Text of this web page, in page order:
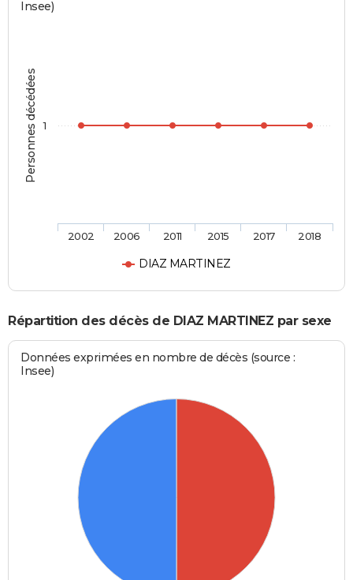
Personnes décédées
Insee)
DIAZ MARTINEZ
2002 2006 2011 2015 2017 2018
1
Répartition des décès de DIAZ MARTINEZ par sexe
Données exprimées en nombre de décès (source :
Insee)